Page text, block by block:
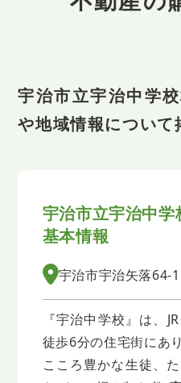
宇治市立宇治中学
や地域情報について
宇治市立宇治中学
基本情報
宇治市宇治矢落64-1
『宇治中学校』は、
徒歩6分の住宅街にあ
こころ豊かな生徒、